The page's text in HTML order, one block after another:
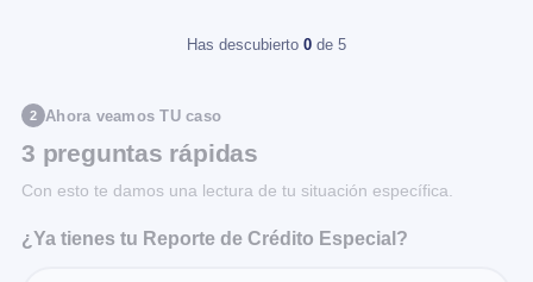
Has descubierto 0 de 5
2 Ahora veamos TU caso
3 preguntas rápidas
Con esto te damos una lectura de tu situación específica.
¿Ya tienes tu Reporte de Crédito Especial?